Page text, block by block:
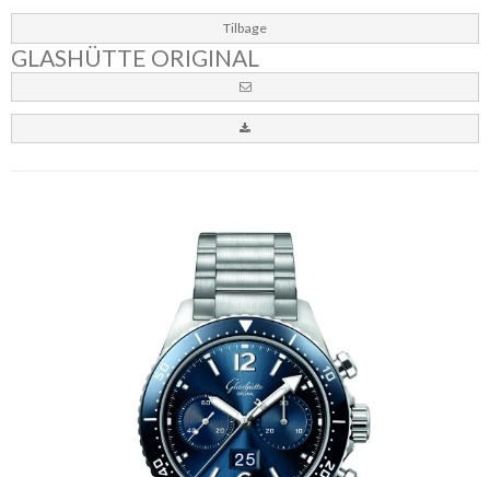
Tilbage
GLASHÜTTE ORIGINAL